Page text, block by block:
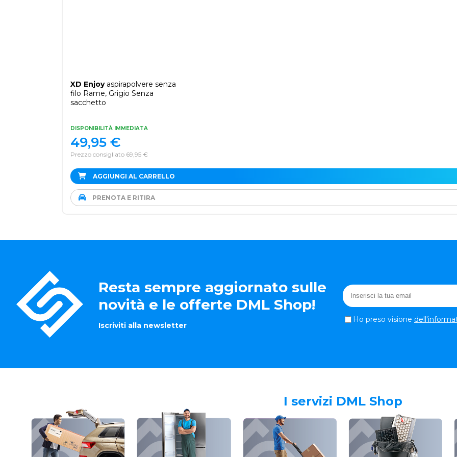
XD Enjoyaspirapolvere senza
filo Rame, Grigio Senza
sacchetto
DISPONIBILITÀ IMMEDIATA
Prezzo consigliato 69,95 €
49,95 €
AGGIUNGI AL CARRELLO
PRENOTA E RITIRA
Resta sempre aggiornato sulle
novità e le offerte DML Shop!
Iscriviti alla newsletter
Ho preso visione
I servizi DML Shop